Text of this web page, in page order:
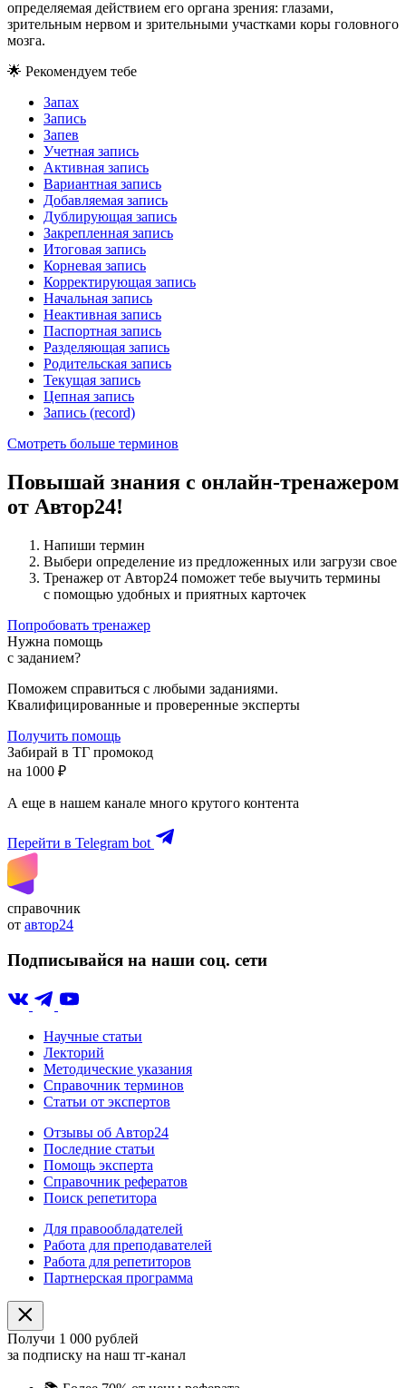
определяемая действием его органа зрения: глазами,
зрительным нервом и зрительными участками коры головного
мозга.
🌟 Рекомендуем тебе
Запах
Запись
Запев
Учетная запись
Активная запись
Вариантная запись
Добавляемая запись
Дублирующая запись
Закрепленная запись
Итоговая запись
Корневая запись
Корректирующая запись
Начальная запись
Неактивная запись
Паспортная запись
Разделяющая запись
Родительская запись
Текущая запись
Цепная запись
Запись (record)
Смотреть больше терминов
Повышай знания с онлайн-тренажером
от Автор24!
Напиши термин
Выбери определение из предложенных или загрузи свое
Тренажер от Автор24 поможет тебе выучить термины
с помощью удобных и приятных карточек
Попробовать тренажер
Нужна помощь
с заданием?
Поможем справиться с любыми заданиями.
Квалифицированные и проверенные эксперты
Получить помощь
Забирай в ТГ промокод
на 1000 ₽
А еще в нашем канале много крутого контента
Перейти в Telegram bot
справочник
от автор24
Подписывайся на наши соц. сети
Научные статьи
Лекторий
Методические указания
Справочник терминов
Статьи от экспертов
Отзывы об Автор24
Последние статьи
Помощь эксперта
Справочник рефератов
Поиск репетитора
Для правообладателей
Работа для преподавателей
Работа для репетиторов
Партнерская программа
Получи 1 000 рублей
за подписку на наш тг-канал